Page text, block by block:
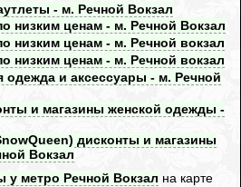
- м. Речной Вокзал
низким ценам - м. Речной Вокзал
низким ценам - м. Речной вокзал
низким ценам - м. Речной вокзал
одежда и аксессуары - м. Речной
и магазины женской одежды -
дисконты и магазины
Вокзал
у метро Речной Вокзал на карте